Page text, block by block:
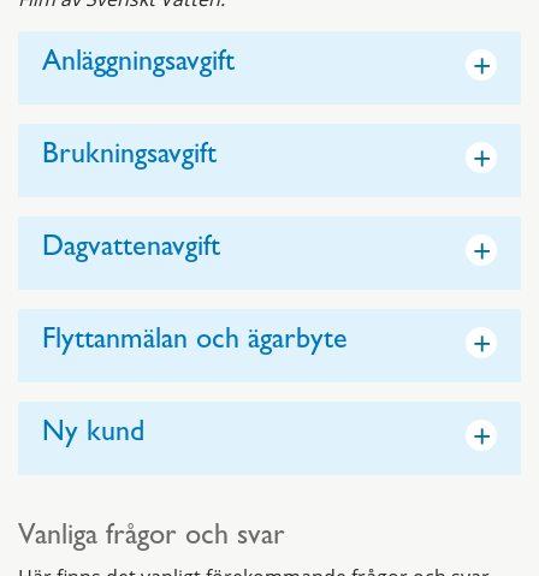
Anläggningsavgift +
Brukningsavgift +
Dagvattenavgift +
Flyttanmälan och ägarbyte +
Ny kund +
Vanliga frågor och svar